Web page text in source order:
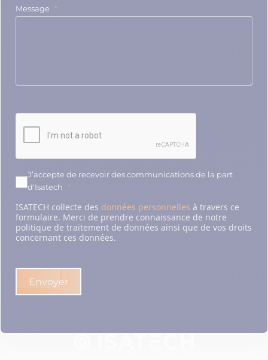
Message
J’accepte de recevoir des communications de la part
d'Isatech
ISATECH collecte des données personnelles à travers ce
formulaire. Merci de prendre connaissance de notre
politique de traitement de données ainsi que de vos droits
concernant ces données.
Envoyer